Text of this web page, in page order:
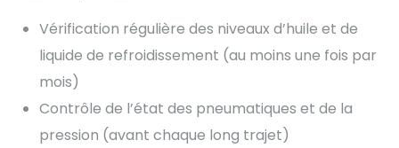
Vérification régulière des niveaux d’huile et de
liquide de refroidissement (au moins une fois par
mois)
Contrôle de l’état des pneumatiques et de la
pression (avant chaque long trajet)